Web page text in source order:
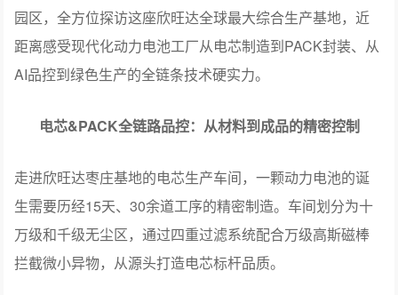
园区，全方位探访这座欣旺达全球最大综合生产基地，近
距离感受现代化动力电池工厂从电芯制造到PACK封装、从
AI品控到绿色生产的全链条技术硬实力。
电芯&PACK全链路品控：从材料到成品的精密控制
走进欣旺达枣庄基地的电芯生产车间，一颗动力电池的诞
生需要历经15天、30余道工序的精密制造。车间划分为十
万级和千级无尘区，通过四重过滤系统配合万级高斯磁棒
拦截微小异物，从源头打造电芯标杆品质。